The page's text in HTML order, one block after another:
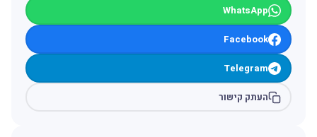
WhatsApp
Facebook
Telegram
העתק קישור